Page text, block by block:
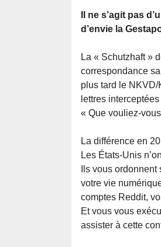
Il ne s’agit pas
d’envie la
La « Schutzhaft »
correspondance
plus tard le NKVD/
lettres
« Que vouliez-
La différence en
Les États-Unis
Ils vous
votre vie
comptes Reddit,
Et vous vous
assister à cette